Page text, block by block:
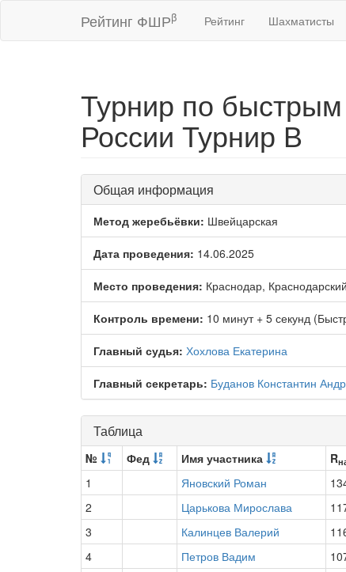
Рейтинг ФШРβ Рейтинг Шахматисты
Турнир по
России Турнир В
Общая информация
Метод жеребьёвки: Швейцарская
Дата проведения: 14.06.2025
Место проведения: Краснодар,
Контроль времени: 10 минут + 5 секунд
Главный судья: Хохлова Екатерина
Главный секретарь: Буданов Константин
Таблица
№ Фед Имя участника R
1
Яновский Роман
2
Царькова Мирослава
3
Калинцев Валерий
4
Петров Вадим